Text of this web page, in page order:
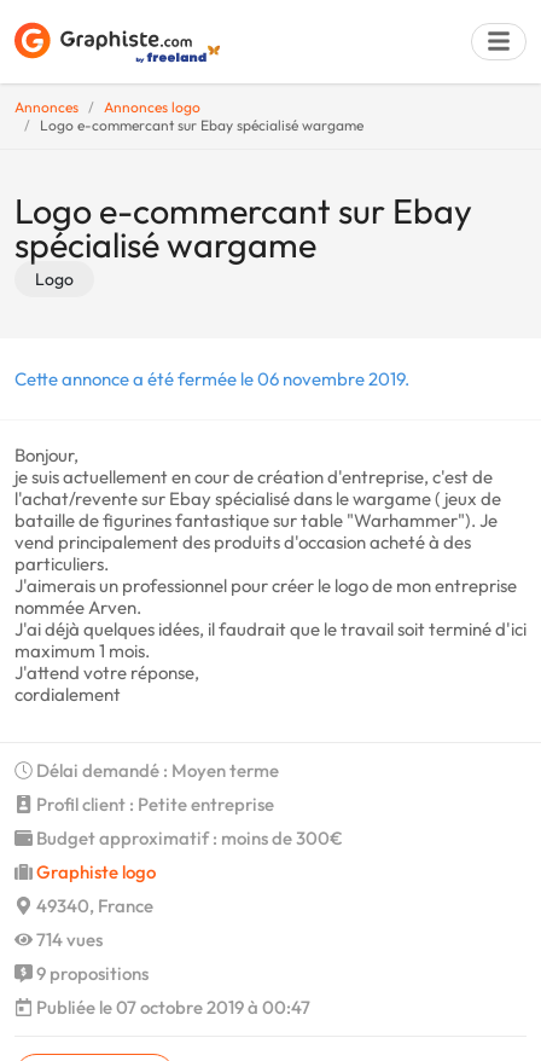
Annonces
Annonces logo
Logo e-commercant sur Ebay spécialisé wargame
Logo e-commercant sur Ebay
spécialisé wargame
Logo
Cette annonce a été fermée le 06 novembre 2019.
Bonjour,
je suis actuellement en cour de création d'entreprise, c'est de
l'achat/revente sur Ebay spécialisé dans le wargame ( jeux de
bataille de figurines fantastique sur table "Warhammer"). Je
vend principalement des produits d'occasion acheté à des
particuliers.
J'aimerais un professionnel pour créer le logo de mon entreprise
nommée Arven.
J'ai déjà quelques idées, il faudrait que le travail soit terminé d'ici
maximum 1 mois.
J'attend votre réponse,
cordialement
Délai demandé : Moyen terme
Profil client : Petite entreprise
Budget approximatif : moins de 300€
Graphiste logo
49340, France
714 vues
9 propositions
Publiée le 07 octobre 2019 à 00:47